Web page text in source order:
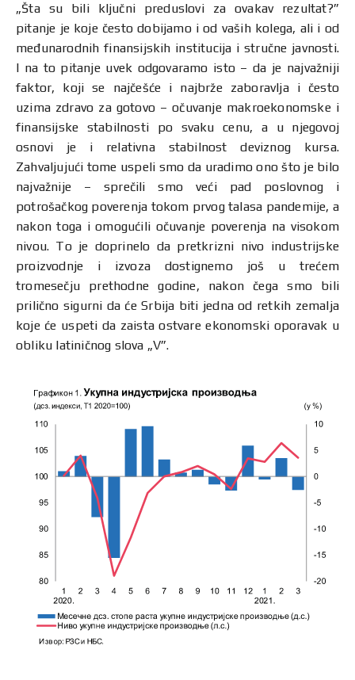
„Šta su bili ključni preduslovi za ovakav rezultat?”
pitanje je koje često dobijamo i od vaših kolega, ali i od
međunarodnih finansijskih institucija i stručne javnosti.
I na to pitanje uvek odgovaramo isto – da je najvažniji
faktor, koji se najčešće i najbrže zaboravlja i često
uzima zdravo za gotovo – očuvanje makroekonomske i
finansijske stabilnosti po svaku cenu, a u njegovoj
osnovi je i relativna stabilnost deviznog kursa.
Zahvaljujući tome uspeli smo da uradimo ono što je bilo
najvažnije – sprečili smo veći pad poslovnog i
potrošačkog poverenja tokom prvog talasa pandemije, a
nakon toga i omogućili očuvanje poverenja na visokom
nivou. To je doprinelo da pretkrizni nivo industrijske
proizvodnje i izvoza dostignemo još u trećem
tromesečju prethodne godine, nakon čega smo bili
prilično sigurni da će Srbija biti jedna od retkih zemalja
koje će uspeti da zaista ostvare ekonomski oporavak u
obliku latiničnog slova „V”.